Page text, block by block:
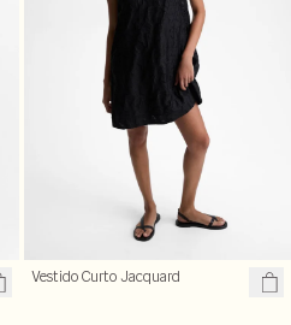
Vestido Curto Jacquard